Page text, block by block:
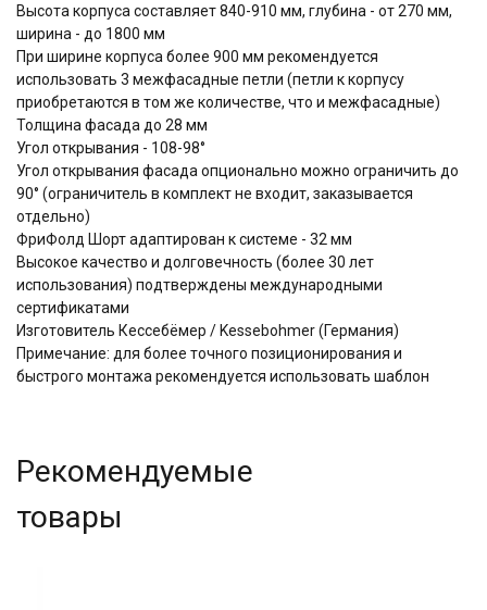
Высота корпуса составляет 840-910 мм, глубина - от 270 мм,
ширина - до 1800 мм
При ширине корпуса более 900 мм рекомендуется
использовать 3 межфасадные петли (петли к корпусу
приобретаются в том же количестве, что и межфасадные)
Толщина фасада до 28 мм
Угол открывания - 108-98°
Угол открывания фасада опционально можно ограничить до
90° (ограничитель в комплект не входит, заказывается
отдельно)
ФриФолд Шорт адаптирован к системе - 32 мм
Высокое качество и долговечность (более 30 лет
использования) подтверждены международными
сертификатами
Изготовитель Кессебёмер / Kessebohmer (Германия)
Примечание: для более точного позиционирования и
быстрого монтажа рекомендуется использовать шаблон
Рекомендуемые
товары